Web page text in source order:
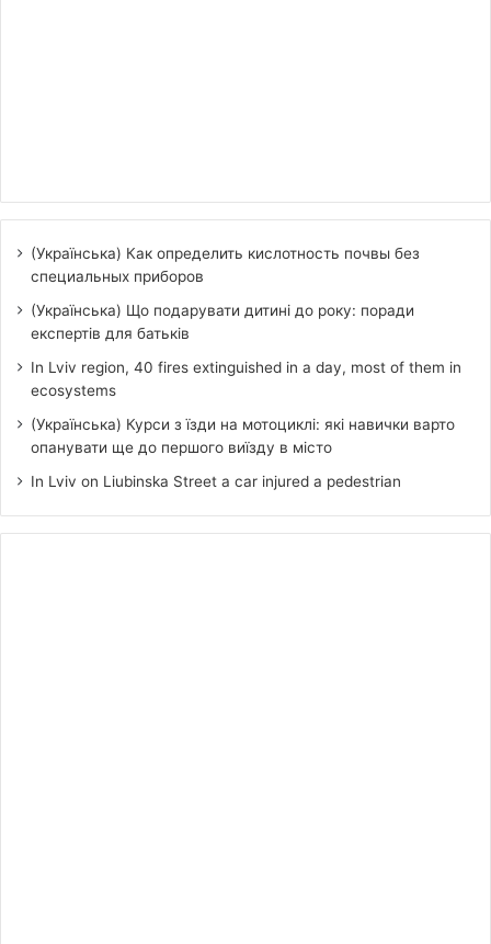
(Українська) Как определить кислотность почвы без
специальных приборов
(Українська) Що подарувати дитині до року: поради
експертів для батьків
In Lviv region, 40 fires extinguished in a day, most of them in
ecosystems
(Українська) Курси з їзди на мотоциклі: які навички варто
опанувати ще до першого виїзду в місто
In Lviv on Liubinska Street a car injured a pedestrian